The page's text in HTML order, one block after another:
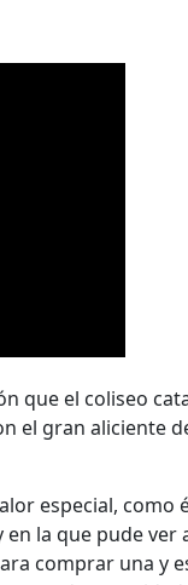
que el coliseo
el gran aliciente
especial,
la que pude
comprar una y